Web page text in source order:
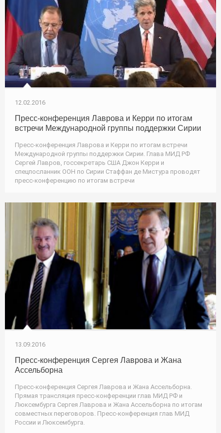
12.02.2016
Пресс-конференция Лаврова и Керри по итогам
встречи Международной группы поддержки Сирии
Пресс-конференция Лаврова и Керри по итогам встречи
Международной группы поддержки Сирии. Глава МИД РФ
Сергей Лавров, госсекретарь США Джон Керри и
спецпосланник ООН по Сирии Стаффан де Мистура проводят
пресс-конференцию по итогам встречи
13.09.2016
Пресс-конференция Сергея Лаврова и Жана
Ассельборна
Пресс-конференция Сергея Лаврова и Жана Ассельборна.
Прямая трансляция пресс-конференции глав МИД РФ и
Люксембурга Сергея Лаврова и Жана Ассельборна по итогам
совместных переговоров. Пресс-конференция глав МИД
России и Люксембурга.